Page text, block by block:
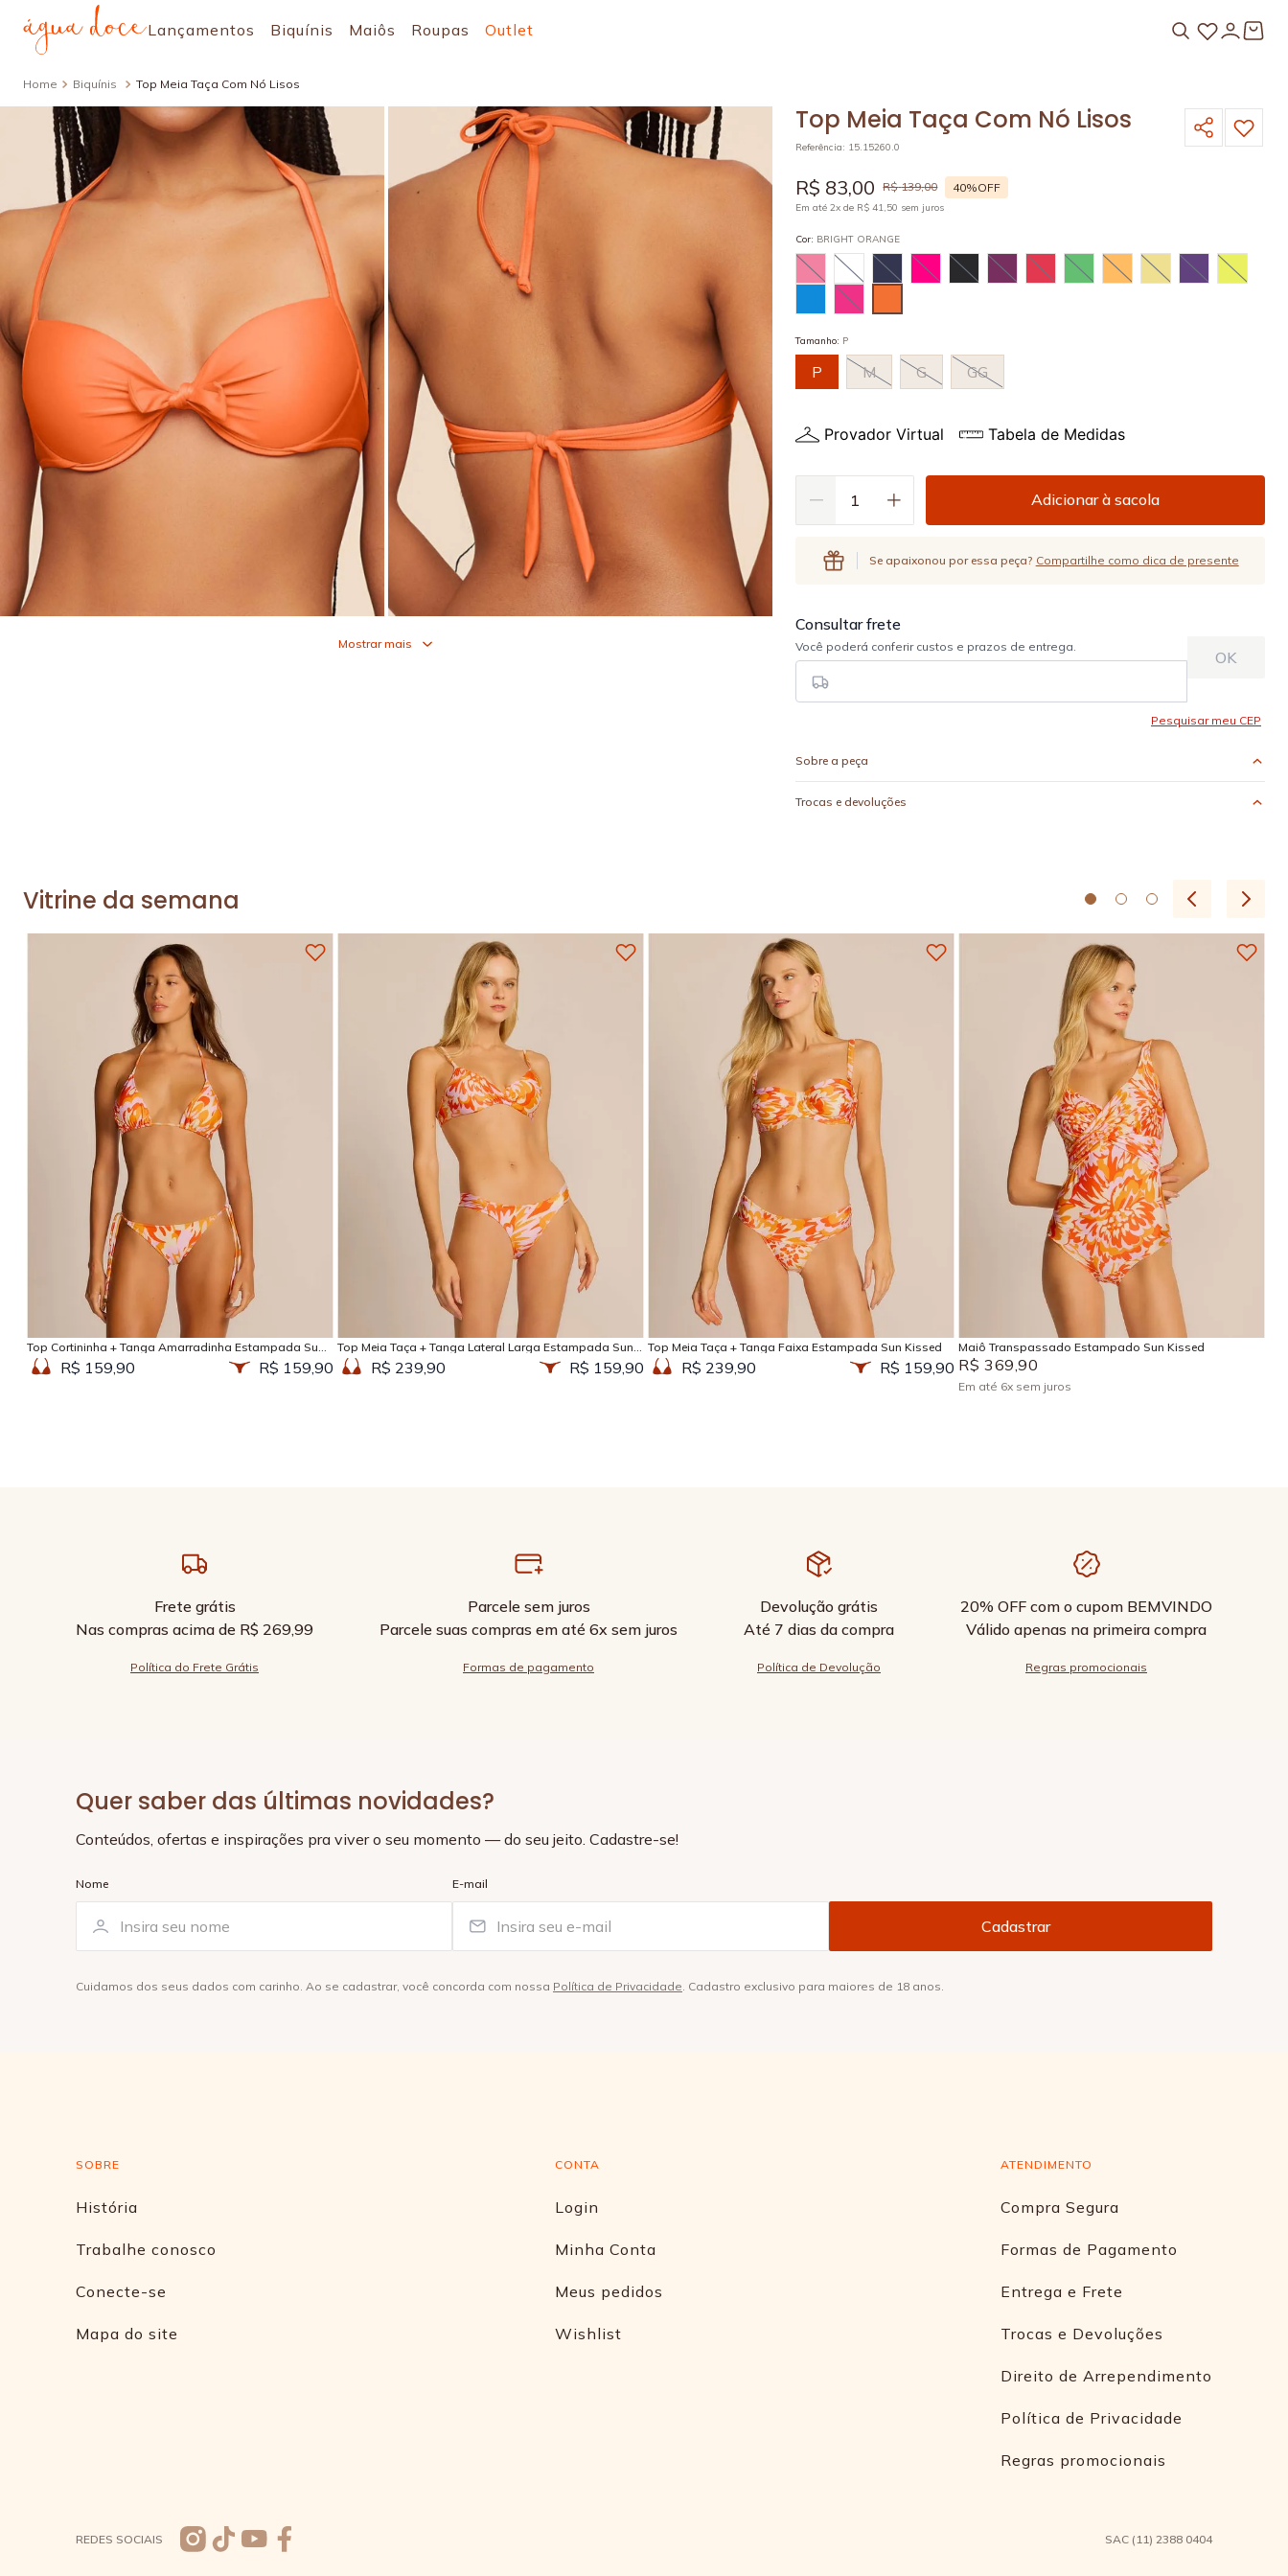
Lançamentos Biquínis Maiôs Roupas Outlet
Biquínis Top Meia Taça Com Nó Lisos
Mostrar mais
Top Meia Taça Com Nó Lisos
Referência: 15.15260.0
R$ 83,00 R$ 139,00 40%OFF
Em até2x de R$ 41,50 sem juros
Cor: BRIGHT ORANGE
Tamanho: P
P M G GG
Provador Virtual Tabela de Medidas
Adicionar à sacola
Se apaixonou por essa peça? Compartilhe como dica de presente
Sobre a peça
Trocas e devoluções
Vitrine da semana
Adicionar na sacola
Top Cortininha + Tanga Amarradinha Estampada Sun
KissedR$ 159,90 R$ 159,90
Adicionar na sacola
Top Meia Taça + Tanga Lateral Larga Estampada Sun
KissedR$ 239,90 R$ 159,90
Adicionar na sacola
Top Meia Taça + Tanga Faixa Estampada Sun Kissed
R$ 239,90 R$ 159,90
M G GG
Adicionar na sacola
Maiô Transpassado Estampado Sun Kissed
R$ 369,90
Em até 6x sem juros
Frete grátis
Nas compras acima de R$ 269,99
Política do Frete Grátis
Parcele sem juros
Parcele suas compras em até 6x sem juros
Formas de pagamento
Devolução grátis
Até 7 dias da compra
Política de Devolução
20% OFF com o cupom BEMVINDO
Válido apenas na primeira compra
Regras promocionais
Quer saber das últimas novidades?
Conteúdos, ofertas e inspirações pra viver o seu momento — do seu jeito. Cadastre-se!
Nome E-mail
Cuidamos dos seus dados com carinho. Ao se cadastrar, você concorda com nossa Política de Privacidade. Cadastro exclusivo para maiores de 18 anos.
SOBRE
História
Trabalhe conosco
Conecte-se
Mapa do site
CONTA
Login
Minha Conta
Meus pedidos
Wishlist
ATENDIMENTO
Compra Segura
Formas de Pagamento
Entrega e Frete
Trocas e Devoluções
Direito de Arrependimento
Política de Privacidade
Regras promocionais
REDES SOCIAIS SAC (11) 2388 0404